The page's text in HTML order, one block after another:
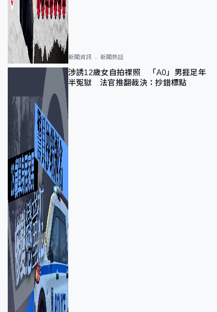
新聞資訊 新聞熱話
涉誘12歲女自拍祼照 「A0」男捱足年
半冤獄 法官推翻裁決：抄錯標點